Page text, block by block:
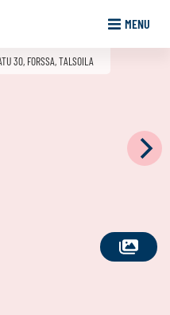
MENU
SEE
30, FORSSA, TALSOILA